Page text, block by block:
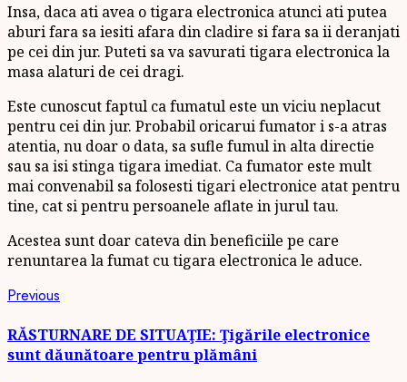
Insa, daca ati avea o tigara electronica atunci ati putea
aburi fara sa iesiti afara din cladire si fara sa ii deranjati
pe cei din jur. Puteti sa va savurati tigara electronica la
masa alaturi de cei dragi.
Este cunoscut faptul ca fumatul este un viciu neplacut
pentru cei din jur. Probabil oricarui fumator i s-a atras
atentia, nu doar o data, sa sufle fumul in alta directie
sau sa isi stinga tigara imediat. Ca fumator este mult
mai convenabil sa folosesti tigari electronice atat pentru
tine, cat si pentru persoanele aflate in jurul tau.
Acestea sunt doar cateva din beneficiile pe care
renuntarea la fumat cu tigara electronica le aduce.
Continue
Reading
Previous
RĂSTURNARE DE SITUAŢIE: Ţigările electronice
sunt dăunătoare pentru plămâni